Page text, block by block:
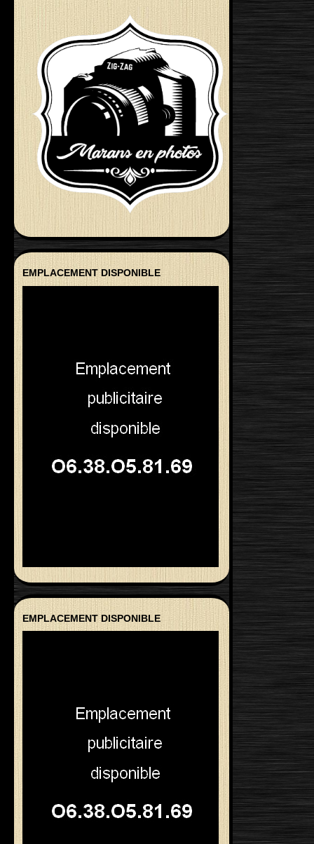
EMPLACEMENT DISPONIBLE
EMPLACEMENT DISPONIBLE